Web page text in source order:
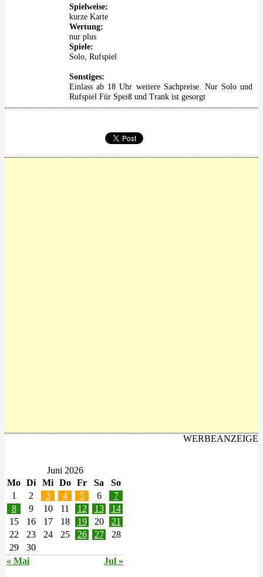
Spielweise:
kurze Karte
Wertung:
nur plus
Spiele:
Solo, Rufspiel
Sonstiges:
Einlass ab 18 Uhr weitere Sachpreise. Nur Solo und
Rufspiel Für Speiß und Trank ist gesorgt
WERBEANZEIGE
Juni 2026
Mo Di Mi Do Fr Sa So
« Mai Jul »
1 2 3 4 5 6
7
8
9 10 11 12 13
14
15
16 17 18 19 20
21
22
23 24 25 26 27
28
29
30